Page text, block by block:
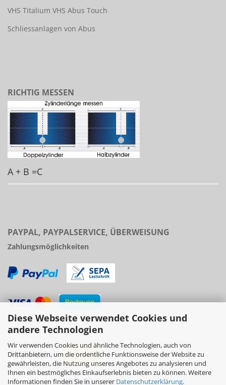
Diese Webseite verwendet Cookies und
andere Technologien
Wir verwenden Cookies und ähnliche Technologien, auch von
Drittanbietern, um die ordentliche Funktionsweise der Website zu
gewährleisten, die Nutzung unseres Angebotes zu analysieren und
Ihnen ein bestmögliches Einkaufserlebnis bieten zu können. Weitere
Informationen finden Sie in unserer Datenschutzerklärung.
VHS Titalium VHS Abus Touch
Schliessanlagen von Abus
RICHTIG MESSEN
A + B =C
PAYPAL, PAYPALSERVICE, ÜBERWEISUNG
Zahlungsmöglichkeiten
Versand